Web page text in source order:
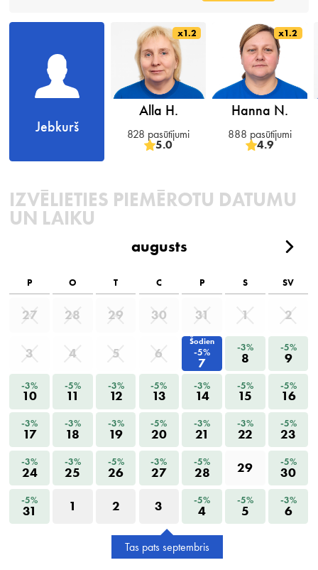
Jebkurš
x1.2
Alla H.
828 pasūtījumi
5.0
x1.2
Hanna N.
888 pasūtījumi
4.9
IZVĒLIETIES PIEMĒROTU DATUMU
UN LAIKU
augusts
P O T C P S SV
27 28 29 30 31 1 2
3 4 5 6
Šodien
-5%
7
-3%
8
-5%
9
-3%
10
-5%
11
-3%
12
-5%
13
-3%
14
-5%
15
-5%
16
-3%
17
-3%
18
-3%
19
-5%
20
-3%
21
-3%
22
-5%
23
-3%
24
-3%
25
-5%
26
-3%
27
-5%
28 29 -5%
30
-5%
31 1 2 3 -5%
4
-5%
5
-3%
6
Tas pats septembris